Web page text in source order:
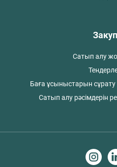
Сатып алу
Баға ұсыныстарын сұрату
Сатып алу рәсімдерін